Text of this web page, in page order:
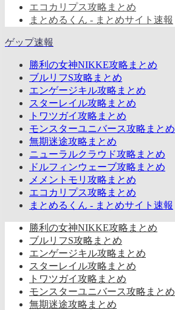
エコカリプス攻略まとめ
まとめるくん - まとめサイト速報
ゲップ速報
勝利の女神NIKKE攻略まとめ
ブルリフS攻略まとめ
エンゲージキル攻略まとめ
スターレイル攻略まとめ
トワツガイ攻略まとめ
モンスターユニバース攻略まとめ
無期迷途攻略まとめ
ニューラルクラウド攻略まとめ
ドルフィンウェーブ攻略まとめ
メメントモリ攻略まとめ
エコカリプス攻略まとめ
まとめるくん - まとめサイト速報
勝利の女神NIKKE攻略まとめ
ブルリフS攻略まとめ
エンゲージキル攻略まとめ
スターレイル攻略まとめ
トワツガイ攻略まとめ
モンスターユニバース攻略まとめ
無期迷途攻略まとめ